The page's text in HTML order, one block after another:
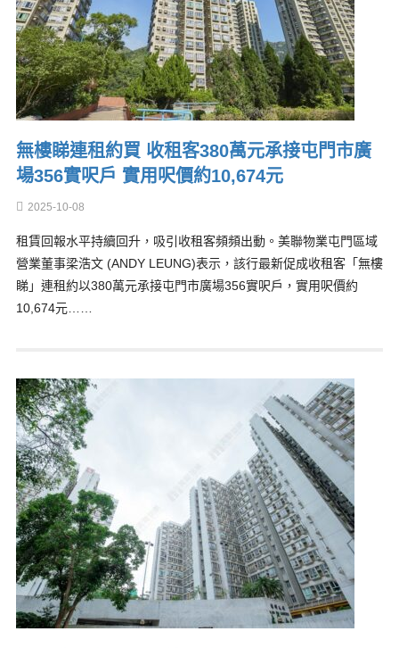
無樓睇連租約買 收租客380萬元承接屯門市廣
場356實呎戶 實用呎價約10,674元
2025-10-08
租賃回報水平持續回升，吸引收租客頻頻出動。美聯物業屯門區域
營業董事梁浩文 (ANDY LEUNG)表示，該行最新促成收租客「無樓
睇」連租約以380萬元承接屯門市廣場356實呎戶，實用呎價約
10,674元……